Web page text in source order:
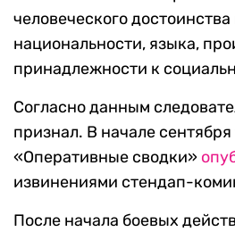
человеческого
национальности, языка,
принадлежности к
Согласно данным
признал. В начале
«Оперативные сводки»
извинениями стендап-
После начала боевых